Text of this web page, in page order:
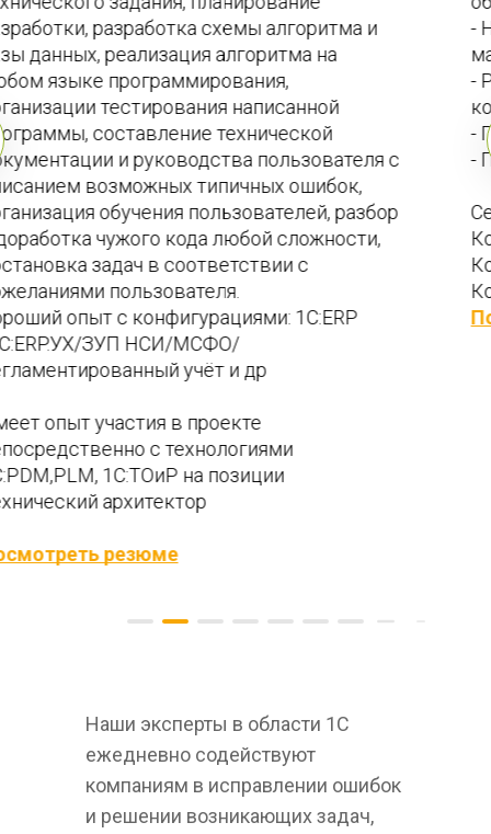
- Настройки и обучение работе с
маркированным товаром.
- Работа по 54фз (настройка и работа с
контрольно - кассовой техникой)
- Подключение и настройка системы МДЛП
- Подключение и настройка системы ЕГАИС
Сертификаты:
Консультант УНФ
Консультант 1С УТ
Консультант 1С Розница
Посмотреть резюме
Наши эксперты в области 1С
ежедневно содействуют
компаниям в исправлении ошибок
и решении возникающих задач,